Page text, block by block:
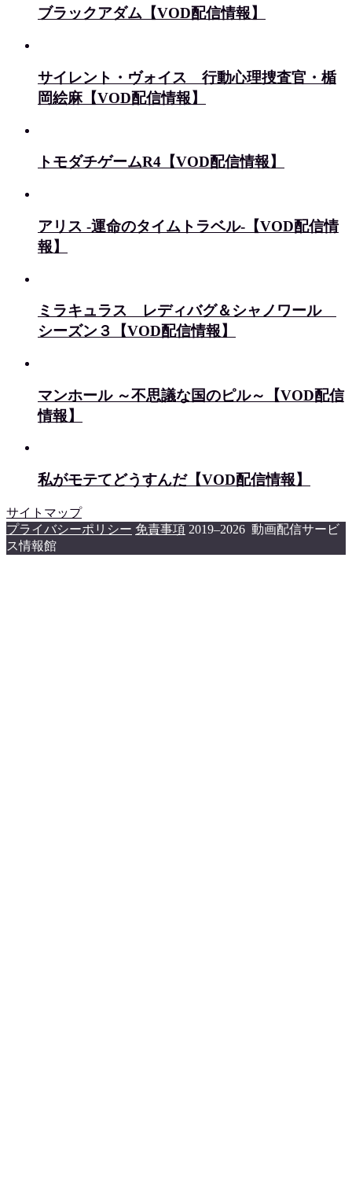
ブラックアダム【VOD配信情報】
サイレント・ヴォイス 行動心理捜査官・楯
岡絵麻【VOD配信情報】
トモダチゲームR4【VOD配信情報】
アリス -運命のタイムトラベル-【VOD配信情
報】
ミラキュラス レディバグ＆シャノワール
シーズン３【VOD配信情報】
マンホール ～不思議な国のピル～【VOD配信
情報】
私がモテてどうすんだ【VOD配信情報】
サイトマップ
プライバシーポリシー 免責事項 2019–2026 動画配信サービ
ス情報館